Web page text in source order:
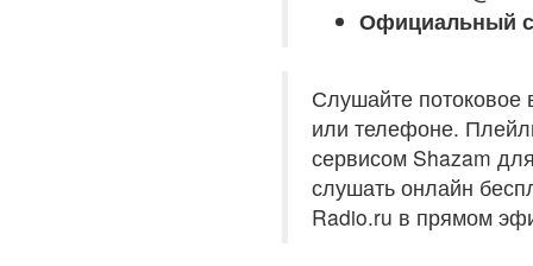
Официальный
Слушайте
или телефоне.
сервисом Shazam
слушать онлайн
Radio.ru в прямом